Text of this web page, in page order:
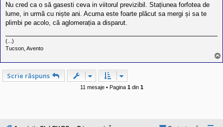
Nu cred ca o să gasesti ceva in viitorul previzibil. Stațiunea forfotea de
lume, in urmă cu niște ani. Acuma este foarte plăcut sa mergi și sa te
plimbi pe acolo, că aglomerația a disparut.
(...)
Tucson, Avento
Scrie răspuns
11 mesaje • Pagina 1din 1